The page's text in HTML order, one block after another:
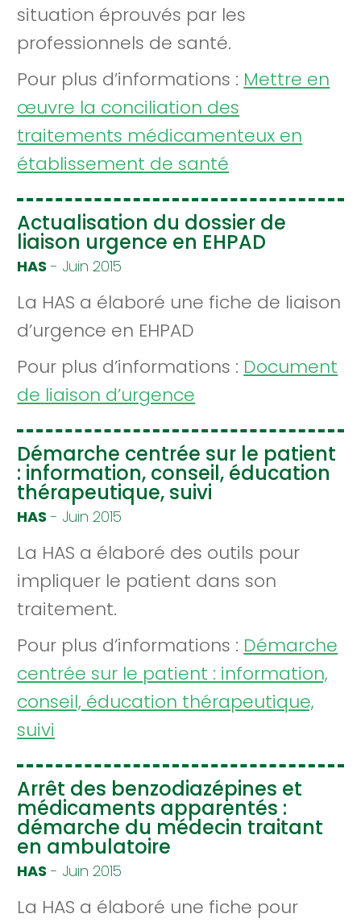
situation éprouvés par les
professionnels de santé.
Pour plus d’informations : Mettre en
œuvre la conciliation des
traitements médicamenteux en
établissement de santé
Actualisation du dossier de
liaison urgence en EHPAD
HAS - Juin 2015
La HAS a élaboré une fiche de liaison
d’urgence en EHPAD
Pour plus d’informations : Document
de liaison d’urgence
Démarche centrée sur le patient
: information, conseil, éducation
thérapeutique, suivi
HAS - Juin 2015
La HAS a élaboré des outils pour
impliquer le patient dans son
traitement.
Pour plus d’informations : Démarche
centrée sur le patient : information,
conseil, éducation thérapeutique,
suivi
Arrêt des benzodiazépines et
médicaments apparentés :
démarche du médecin traitant
en ambulatoire
HAS - Juin 2015
La HAS a élaboré une fiche pour